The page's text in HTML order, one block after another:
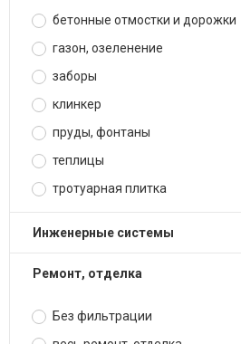
бетонные отмостки и дорожки
газон, озеленение
заборы
клинкер
пруды, фонтаны
теплицы
тротуарная плитка
инженерные системы
ремонт, отделка
Без фильтрации